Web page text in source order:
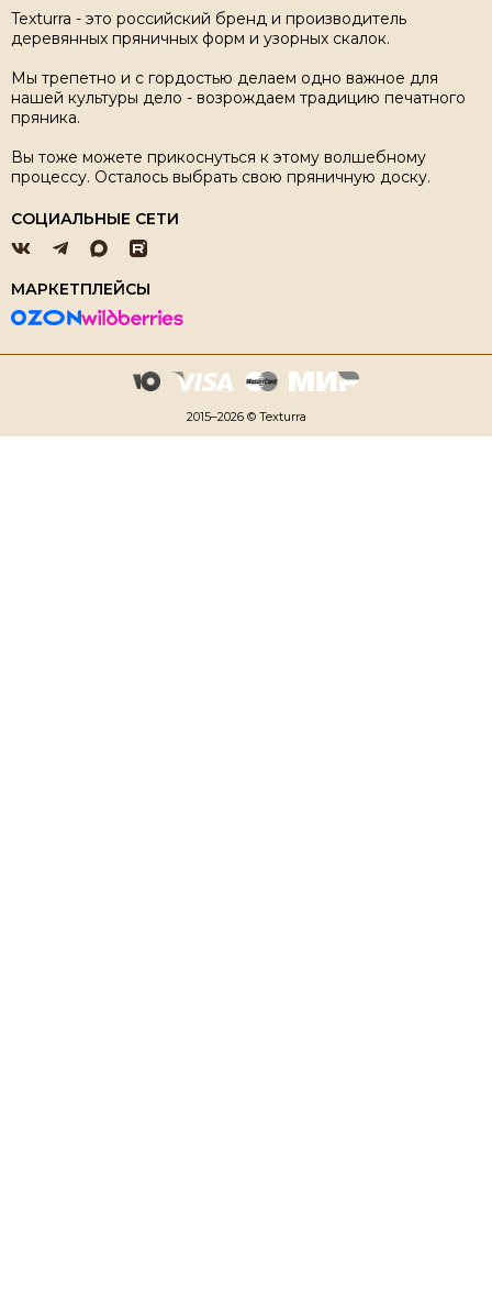
Texturra - это российский бренд и производитель
деревянных пряничных форм и узорных скалок.
Мы трепетно и с гордостью делаем одно важное для
нашей культуры дело - возрождаем традицию печатного
пряника.
Вы тоже можете прикоснуться к этому волшебному
процессу. Осталось выбрать свою пряничную доску.
СОЦИАЛЬНЫЕ СЕТИ
МАРКЕТПЛЕЙСЫ
2015–2026 © Texturra